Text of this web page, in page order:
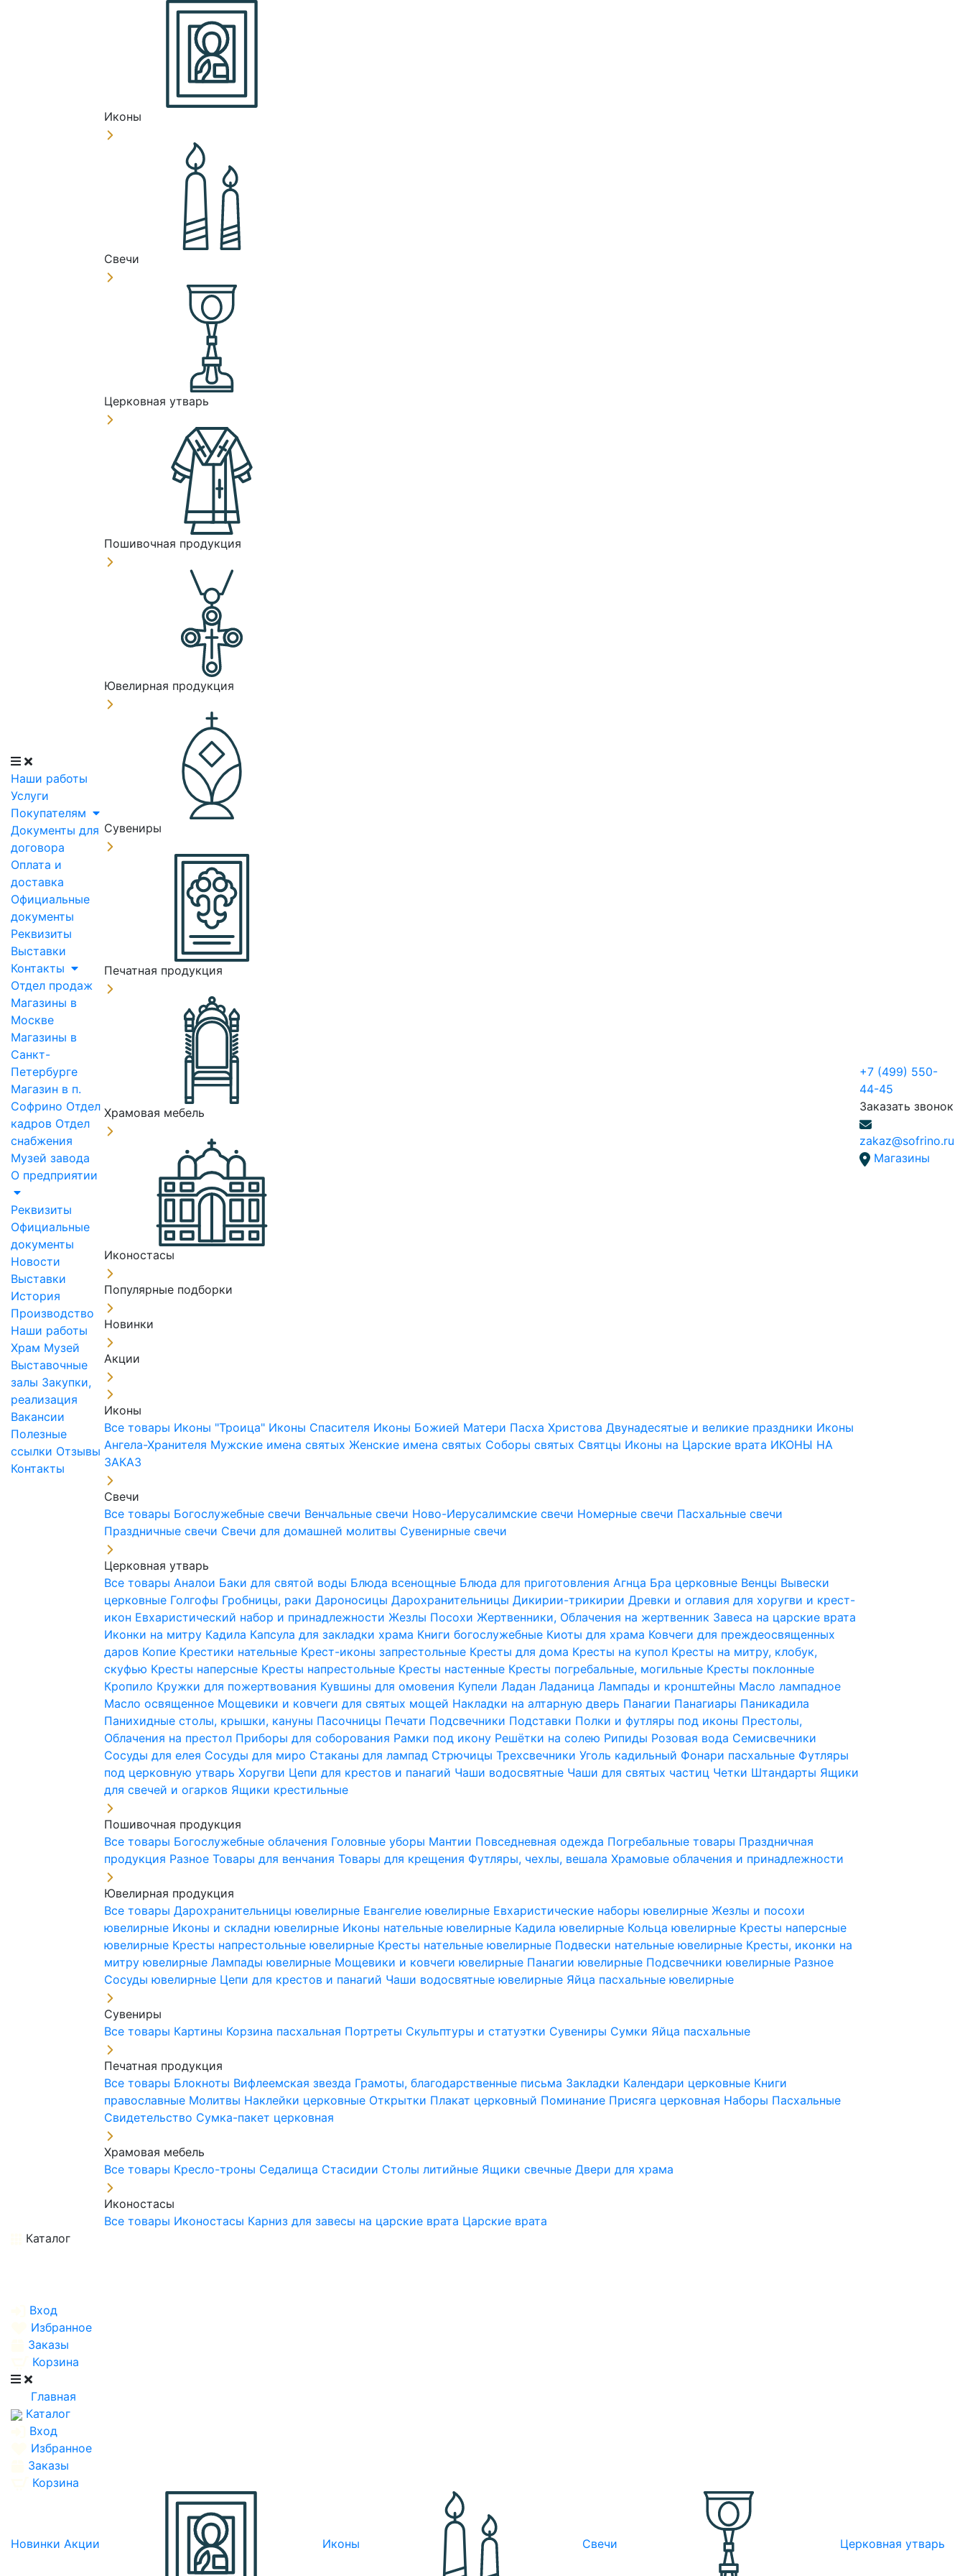
Наши работы
Услуги
Покупателям
Документы для
договора
Оплата и
доставка
Официальные
документы
Реквизиты
Выставки
Контакты
Отдел продаж
Магазины в
Москве
Магазины в
Санкт-
Петербурге
Магазин в п.
Софрино Отдел
кадров Отдел
снабжения
Музей завода
О предприятии
Реквизиты
Официальные
документы
Новости
Выставки
История
Производство
Наши работы
Храм Музей
Выставочные
залы Закупки,
реализация
Вакансии
Полезные
ссылки Отзывы
Контакты
Иконы
Свечи
Церковная утварь
Пошивочная продукция
Ювелирная продукция
Сувениры
Печатная продукция
Храмовая мебель
Иконостасы
Популярные подборки
Новинки
Акции
Иконы
Все товары Иконы "Троица" Иконы Спасителя Иконы Божией Матери Пасха ХристоваДвунадесятые и великие праздники Иконы
Ангела-Хранителя Мужские имена святыхЖенские имена святых Соборы святых Святцы Иконы на Царские врата ИКОНЫ НА
ЗАКАЗ
Свечи
Все товары Богослужебные свечи Венчальные свечи Ново-Иерусалимские свечи Номерные свечи Пасхальные свечи
Праздничные свечи Свечи для домашней молитвы Сувенирные свечи
Церковная утварь
Все товарыАналои Баки для святой воды Блюда всенощные Блюда для приготовления Агнца Бра церковные Венцы Вывески
церковные Голгофы Гробницы, ракиДароносицыДарохранительницыДикирии-трикирииДревки и оглавия для хоругви и крест-
икон Евхаристический набор и принадлежностиЖезлы ПосохиЖертвенники, Облачения на жертвенник Завеса на царские врата
Иконки на митру Кадила Капсула для закладки храма Книги богослужебные Киоты для храма Ковчеги для преждеосвященных
даров Копие Крестики нательные Крест-иконы запрестольные Кресты для дома Кресты на купол Кресты на митру, клобук,
скуфью Кресты наперсные Кресты напрестольные Кресты настенные Кресты погребальные, могильные Кресты поклонные
Кропило Кружки для пожертвования Кувшины для омовения КупелиЛаданЛаданицаЛампады и кронштейны Масло лампадное
Масло освященное Мощевики и ковчеги для святых мощей Накладки на алтарную дверь Панагии Панагиары Паникадила
Панихидные столы, крышки, кануны Пасочницы Печати Подсвечники Подставки Полки и футляры под иконы Престолы,
Облачения на престол Приборы для соборования Рамки под икону Решётки на солею Рипиды Розовая вода Семисвечники
Сосуды для елея Сосуды для миро Стаканы для лампад СтрючицыТрехсвечникиУголь кадильный Фонари пасхальные Футляры
под церковную утварьХоругви Цепи для крестов и панагий Чаши водосвятные Чаши для святых частиц Четки Штандарты Ящики
для свечей и огарков Ящики крестильные
Пошивочная продукция
Все товары Богослужебные облачения Головные уборы Мантии Повседневная одежда Погребальные товары Праздничная
продукция РазноеТовары для венчанияТовары для крещения Футляры, чехлы, вешалаХрамовые облачения и принадлежности
Ювелирная продукция
Все товарыДарохранительницы ювелирные Евангелие ювелирные Евхаристические наборы ювелирныеЖезлы и посохи
ювелирные Иконы и складни ювелирные Иконы нательные ювелирные Кадила ювелирные Кольца ювелирные Кресты наперсные
ювелирные Кресты напрестольные ювелирные Кресты нательные ювелирные Подвески нательные ювелирные Кресты, иконки на
митру ювелирныеЛампады ювелирные Мощевики и ковчеги ювелирные Панагии ювелирные Подсвечники ювелирные Разное
Сосуды ювелирные Цепи для крестов и панагий Чаши водосвятные ювелирные Яйца пасхальные ювелирные
Сувениры
Все товары Картины Корзина пасхальная Портреты Скульптуры и статуэтки Сувениры Сумки Яйца пасхальные
Печатная продукция
Все товары Блокноты Вифлеемская звезда Грамоты, благодарственные письма Закладки Календари церковные Книги
православные Молитвы Наклейки церковные Открытки Плакат церковный Поминание Присяга церковная Наборы Пасхальные
Свидетельство Сумка-пакет церковная
Храмовая мебель
Все товары Кресло-троны Седалища Стасидии Столы литийные Ящики свечныеДвери для храма
Иконостасы
Все товары Иконостасы Карниз для завесы на царские врата Царские врата
+7 (499) 550-
44-45
Заказать звонок
zakaz@sofrino.ru
Магазины
Каталог
Вход
Избранное
Заказы
Корзина
Главная
Каталог
Вход
Избранное
Заказы
Корзина
Новинки Акции Иконы Свечи Церковная утварь